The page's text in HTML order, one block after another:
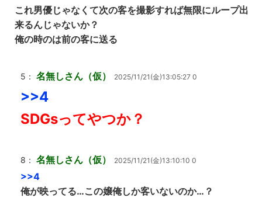
これ男優じゃなくて次の客を撮影すれば無限にループ出
来るんじゃないか？
俺の時のは前の客に送る
5： 名無しさん（仮） 2025/11/21(金)13:05:27 0
>>4
SDGsってやつか？
8： 名無しさん（仮） 2025/11/21(金)13:10:10 0
>>4
俺が映ってる…この嬢俺しか客いないのか…？